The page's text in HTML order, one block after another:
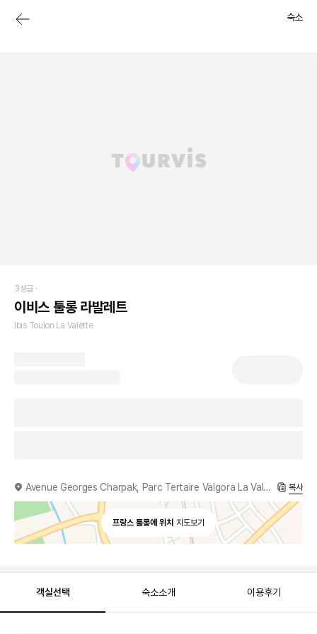
숙소
3성급 ·
이비스 툴롱 라발레트
Ibis Toulon La Valette
Avenue Georges Charpak, Parc Tertaire Valgora La Valette du Var, 83160 복사
프랑스 툴롱에 위치 지도보기
객실선택 숙소소개 이용후기